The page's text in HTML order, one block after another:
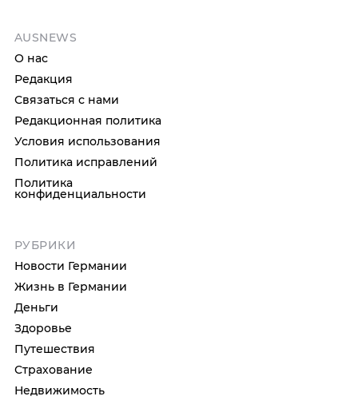
AUSNEWS
О нас
Редакция
Связаться с нами
Редакционная политика
Условия использования
Политика исправлений
Политика
конфиденциальности
РУБРИКИ
Новости Германии
Жизнь в Германии
Деньги
Здоровье
Путешествия
Страхование
Недвижимость